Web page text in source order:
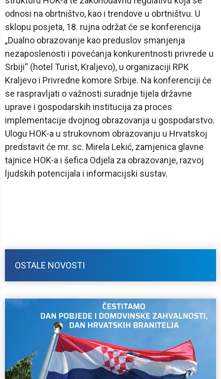
odnosi na obrtništvo, kao i trendove u obrtništvu. U
sklopu posjeta, 18. rujna održat će se konferencija
„Dualno obrazovanje kao preduslov smanjenja
nezaposlenosti i povećanja konkurentnosti privrede u
Srbiji“ (hotel Turist, Kraljevo), u organizaciji RPK
Kraljevo i Privredne komore Srbije. Na konferenciji će
se raspravljati o važnosti suradnje tijela državne
uprave i gospodarskih institucija za proces
implementacije dvojnog obrazovanja u gospodarstvo.
Ulogu HOK-a u strukovnom obrazovanju u Hrvatskoj
predstavit će mr. sc. Mirela Lekić, zamjenica glavne
tajnice HOK-a i šefica Odjela za obrazovanje, razvoj
ljudskih potencijala i informacijski sustav.
OSTALE NOVOSTI